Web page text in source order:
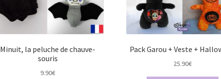
Minuit, la peluche de chauve-
souris
9.90€
Pack Garou + Veste +
25.90€